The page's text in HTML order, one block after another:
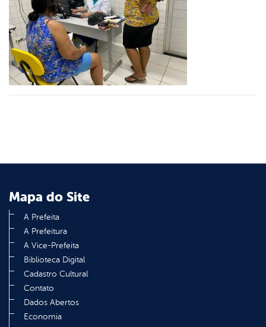
Mapa do Site
A Prefeita
A Prefeitura
A Vice-Prefeita
Biblioteca Digital
Cadastro Cultural
Contato
Dados Abertos
Economia